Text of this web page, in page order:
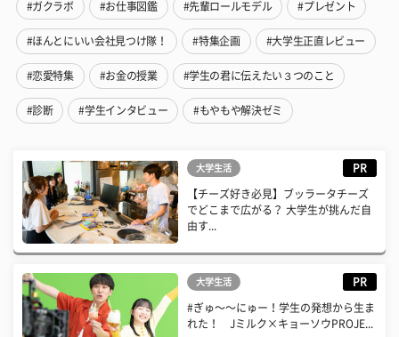
#ガクラボ #お仕事図鑑 #先輩ロールモデル #プレゼント
#ほんとにいい会社見つけ隊！ #特集企画 #大学生正直レビュー
#恋愛特集 #お金の授業 #学生の君に伝えたい３つのこと
#診断 #学生インタビュー #もやもや解決ゼミ
大学生活 PR
【チーズ好き必見】ブッラータチーズ
でどこまで広がる？ 大学生が挑んだ自
由す...
大学生活 PR
#ぎゅ〜〜にゅー！学生の発想から生ま
れた！ Jミルク×キョーソウPROJE...